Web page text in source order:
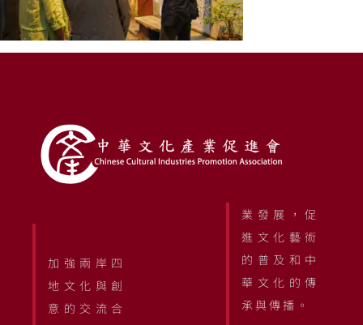
加強兩岸四
地文化與創
意的交流合
業發展，促
進文化藝術
的普及和中
華文化的傳
承與傳播。